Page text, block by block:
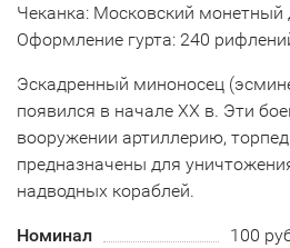
Чеканка: Московский
Оформление гурта: 240
Эскадренный миноносец
появился в начале XX в. Эти
вооружении артиллерию,
предназначены для
надводных кораблей.
Номинал
100